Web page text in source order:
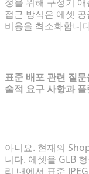
접근 방식은 에셋
비용을 최소화합니
표준 배포 관련 질
술적 요구 사항과
아니요. 현재의
니다. 에셋을 GLB
리 내에서 표준